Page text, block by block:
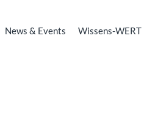
News & Events Wissens-WERT